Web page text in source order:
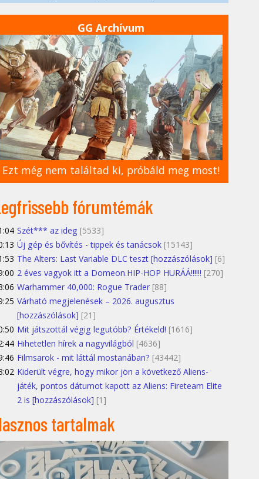
GG Archívum
Ezt még nem találtad ki, próbáld meg most!
fórumtémák
Szét*** az ideg [5533]
Új gép és bővítés - tippek és tanácsok [15143]
The Alters: Last Variable DLC teszt [hozzászólások] [6]
2 éves vagyok itt a Domeon.HIP-HOP HURÁÁ!!!!!! [270]
Warhammer 40,000: Rogue Trader [88]
Várható megjelenések – 2026. augusztus
[hozzászólások] [21]
Mit játszottál végig legutóbb? Értékeld! [1616]
Hihetetlen hírek a nagyvilágból [4636]
Filmsarok - mit láttál mostanában? [43442]
Kiderült végre, hogy mikor jön a következő Aliens-
játék, pontos dátumot kapott az Aliens: Fireteam Elite
2 is [hozzászólások] [1]
tartalmak